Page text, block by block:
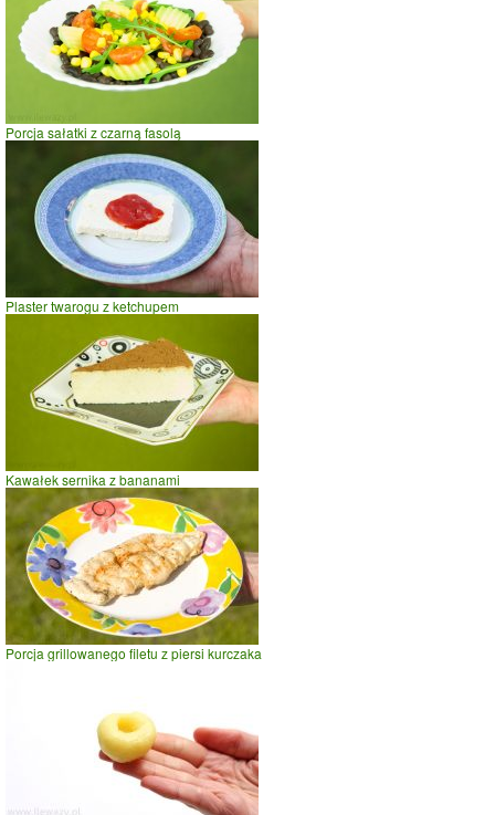
0
prowadzenie samochodu
Porcja sałatki z czarną fasolą
Plaster twarogu z ketchupem
Kawałek sernika z bananami
Porcja grillowanego filetu z piersi kurczaka